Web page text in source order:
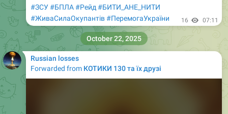
#ЗСУ#БПЛА#Рейд #БИТИ_АНЕ_НИТИ
#ЖиваСилаОкупантів#ПеремогаУкраїни 16 07:11
Russian losses
Forwarded from КОТИКИ 130 та їх друзі
October 22, 2025